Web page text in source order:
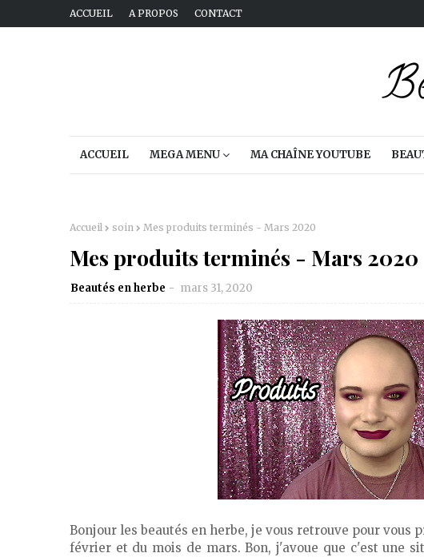
ACCUEIL A PROPOS CONTACT
ACCUEIL MEGA MENU MA CHAÎNE YOUTUBE
Accueil soin Mes produits terminés - Mars 2020
Mes produits terminés - Mars 2020
Beautés en herbe mars 31, 2020
Bonjour les beautés en herbe, je vous retrouve pour
février et du mois de mars. Bon, j'avoue que c'est une